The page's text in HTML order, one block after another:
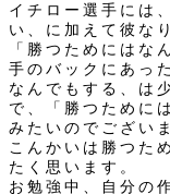
イチロー選手には
い、に加えて彼な
「勝つためにはな
手のバックにあっ
なんでもする、は
で、「勝つために
みたいのでござい
こんかいは勝つた
たく思います。
お勉強中、自分の